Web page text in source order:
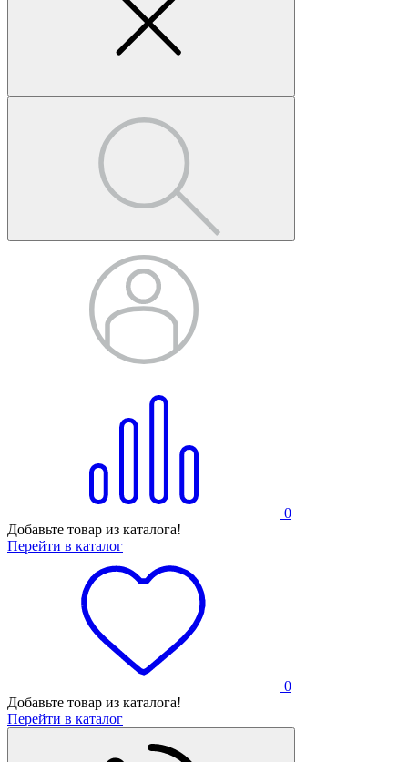
0
Добавьте товар из каталога!
Перейти в каталог
0
Добавьте товар из каталога!
Перейти в каталог